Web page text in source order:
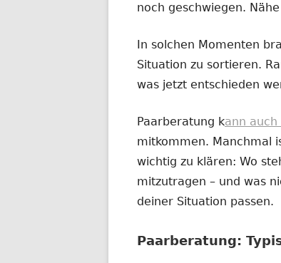
noch geschwiegen.
In solchen Momenten
Situation zu sortieren.
was jetzt entschieden
Paarberatung kann auch
mitkommen. Manchmal
wichtig zu klären: Wo
mitzutragen – und was
deiner Situation passen.
Paarberatung: